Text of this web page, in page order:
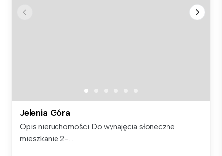
Jelenia Góra
Opis nieruchomości Do wynajęcia słoneczne
mieszkanie 2-...